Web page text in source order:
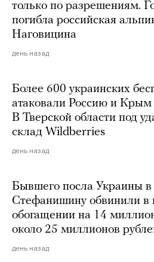
только по разрешениям.
погибла российская
Наговицина
день назад
Более 600 украинских
атаковали Россию и Крым
В Тверской области под
склад Wildberries
день назад
Бывшего посла Украины
Стефанишину обвинили в
обогащении на 14
около 25 миллионов
день назад